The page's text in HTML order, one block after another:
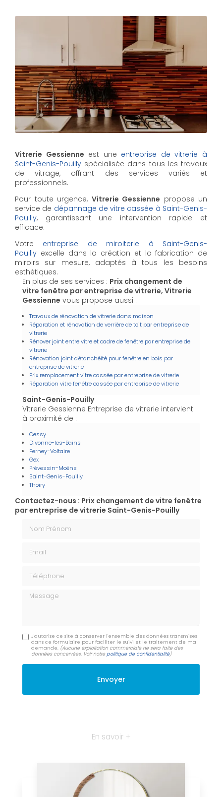
Vitrerie Gessienne est une entreprise de vitrerie à
Saint-Genis-Pouilly spécialisée dans tous les travaux
de vitrage, offrant des services variés et
professionnels.
Pour toute urgence, Vitrerie Gessienne propose un
service de dépannage de vitre cassée à Saint-Genis-
Pouilly, garantissant une intervention rapide et
efficace.
Votre entreprise de miroiterie à Saint-Genis-
Pouilly excelle dans la création et la fabrication de
miroirs sur mesure, adaptés à tous les besoins
esthétiques.
En plus de ses services : Prix changement de
vitre fenêtre par entreprise de vitrerie, Vitrerie
Gessienne vous propose aussi :
Travaux de rénovation de vitrerie dans maison
Réparation et rénovation de verrière de toit par entreprise de
vitrerie
Rénover joint entre vitre et cadre de fenêtre par entreprise de
vitrerie
Rénovation joint d'étanchéité pour fenêtre en bois par
entreprise de vitrerie
Prix remplacement vitre cassée par entreprise de vitrerie
Réparation vitre fenêtre cassée par entreprise de vitrerie
Saint-Genis-Pouilly
Vitrerie Gessienne Entreprise de vitrerie intervient
à proximité de :
Cessy
Divonne-les-Bains
Ferney-Voltaire
Gex
Prévessin-Moëns
Saint-Genis-Pouilly
Thoiry
Contactez-nous : Prix changement de vitre fenêtre
par entreprise de vitrerie Saint-Genis-Pouilly
Message
J'autorise ce site à conserver l'ensemble des données transmises
dans ce formulaire pour faciliter le suivi et le traitement de ma
demande. (Aucune exploitation commerciale ne sera faite des
données concervées. Voir notrepolitique de confidentialité)
En savoir +